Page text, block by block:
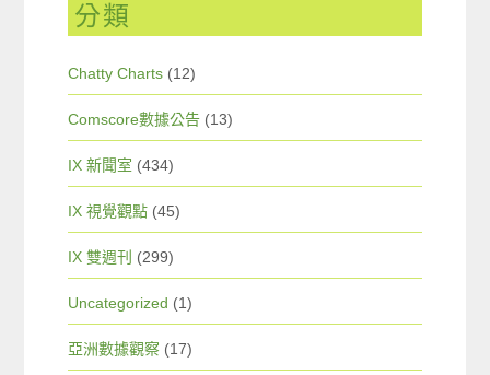
分類
Chatty Charts (12)
Comscore數據公告 (13)
IX 新聞室 (434)
IX 視覺觀點 (45)
IX 雙週刊 (299)
Uncategorized (1)
亞洲數據觀察 (17)